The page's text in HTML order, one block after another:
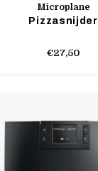
Microplane
Pizzasnijder
€27,50